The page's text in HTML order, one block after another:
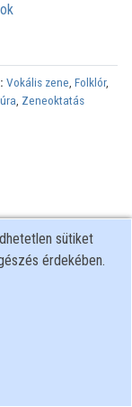
Vokális zene, Folklór,
, Zeneoktatás
sütiket
érdekében.